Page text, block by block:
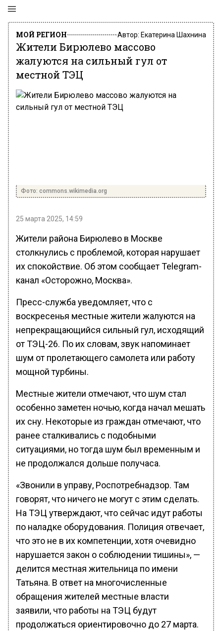
МОЙ РЕГИОН Автор: Екатерина Шахнина
Жители Бирюлево массово
жалуются на сильный гул от
местной ТЭЦ
Фото: commons.wikimedia.org
25 марта 2025, 14:59
Жители района Бирюлево в Москве
столкнулись с проблемой, которая нарушает
их спокойствие. Об этом сообщает Telegram-
канал «Осторожно, Москва».
Пресс-служба уведомляет, что с
воскресенья местные жители жалуются на
непрекращающийся сильный гул, исходящий
от ТЭЦ-26. По их словам, звук напоминает
шум от пролетающего самолета или работу
мощной турбины.
Местные жители отмечают, что шум стал
особенно заметен ночью, когда начал мешать
их сну. Некоторые из граждан отмечают, что
ранее сталкивались с подобными
ситуациями, но тогда шум был временным и
не продолжался дольше получаса.
«Звонили в управу, Роспотребнадзор. Там
говорят, что ничего не могут с этим сделать.
На ТЭЦ утверждают, что сейчас идут работы
по наладке оборудования. Полиция отвечает,
что это не в их компетенции, хотя очевидно
нарушается закон о соблюдении тишины», —
делится местная жительница по имени
Татьяна. В ответ на многочисленные
обращения жителей местные власти
заявили, что работы на ТЭЦ будут
продолжаться ориентировочно до 27 марта.